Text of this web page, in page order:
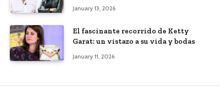
January 13, 2026
El fascinante recorrido de Ketty
Garat: un vistazo a su vida y bodas
January 11, 2026